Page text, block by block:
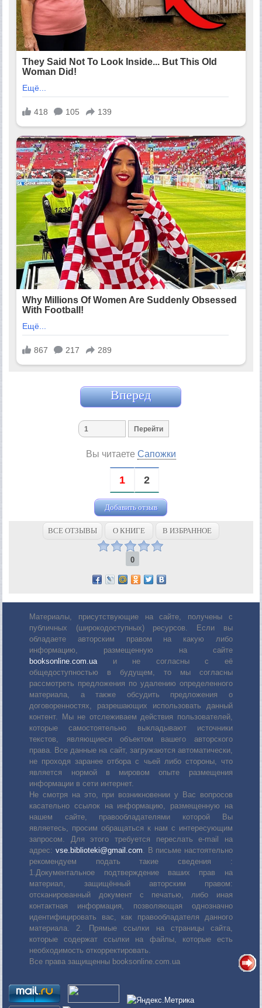
Вперед
Вы читаете Сапожки
1 2
Добавить отзыв
ВСЕ ОТЗЫВЫ О КНИГЕ В ИЗБРАННОЕ
0
Материалы, присутствующие на сайте, получены с
публичных (широкодоступных) ресурсов. Если вы
обладаете авторским правом на какую либо
информацию, размещенную на сайте
booksonline.com.uaи не согласны с её
общедоступностью в будущем, то мы согласны
рассмотреть предложения по удалению определенного
материала, а также обсудить предложения о
договоренностях, разрешающих использовать данный
контент. Мы не отслеживаем действия пользователей,
которые самостоятельно выкладывают источники
текстов, являющиеся объектом вашего авторского
права. Все данные на сайт, загружаются автоматически,
не проходя заранее отбора с чьей либо стороны, что
является нормой в мировом опыте размещения
информации в сети интернет.
Не смотря на это, при возникновении у Вас вопросов
касательно ссылок на информацию, размещенную на
нашем сайте, правообладателями которой Вы
являетесь, просим обращаться к нам с интересующим
запросом. Для этого требуется переслать е-mail на
адрес: vse.biblioteki@gmail.com. В письме настоятельно
рекомендуем подать такие сведения :
1.Документальное подтверждение ваших прав на
материал, защищённый авторским правом:
отсканированный документ с печатью, либо иная
контактная информация, позволяющая однозначно
идентифицировать вас, как правообладателя данного
материала. 2. Прямые ссылки на страницы сайта,
которые содержат ссылки на файлы, которые есть
необходимость откорректировать.
Все права защищенны booksonline.com.ua